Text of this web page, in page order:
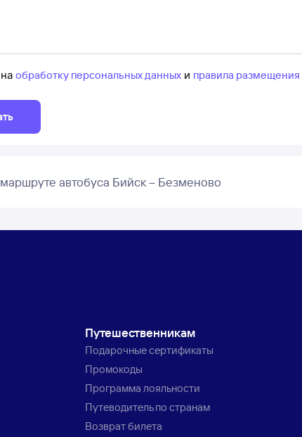
обработку персональных данных и правила размещения
автобуса Бийск – Безменово
Путешественникам
Подарочные сертификаты
Промокоды
Программа лояльности
Путеводитель по странам
Возврат билета